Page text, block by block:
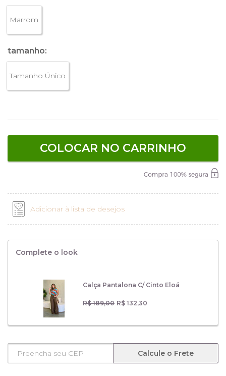
Marrom
tamanho:
Tamanho Único
COLOCAR NO CARRINHO
Adicionar à lista de desejos
Complete o look
Calça Pantalona C/ Cinto Eloá
R$ 189,00 R$ 132,30
Calcule o Frete